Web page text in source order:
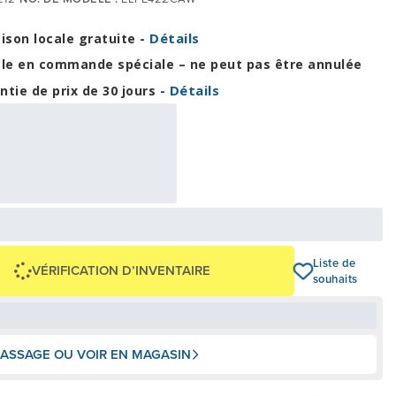
locale gratuite - Détails
en commande spéciale – ne peut pas être annulée
de prix de 30 jours - Détails
VÉRIFICATION D’INVENTAIRE
Liste de
souhaits
OU VOIR EN MAGASIN